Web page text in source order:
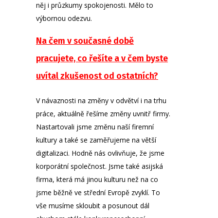
něj i průzkumy spokojenosti. Mělo to
výbornou odezvu.
Na čem v současné době
pracujete, co řešíte a v čem byste
uvítal zkušenost od ostatních?
V návaznosti na změny v odvětví i na trhu
práce, aktuálně řešíme změny uvnitř firmy.
Nastartovali jsme změnu naší firemní
kultury a také se zaměřujeme na větší
digitalizaci. Hodně nás ovlivňuje, že jsme
korporátní společnost. Jsme také asijská
firma, která má jinou kulturu než na co
jsme běžně ve střední Evropě zvyklí. To
vše musíme skloubit a posunout dál